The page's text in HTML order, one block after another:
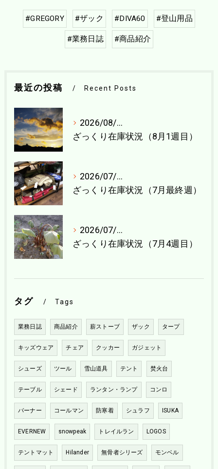
#GREGORY #ザック #DIVA60 #登山用品
#業務日誌 #商品紹介
最近の投稿 Recent Posts
2026/08/04
ざっくり在庫状況（8月1週目）
2026/07/27
ざっくり在庫状況（7月最終週）
2026/07/21
ざっくり在庫状況（7月4週目）
タグ Tags
業務日誌 商品紹介 薪ストーブ ザック タープ
キッズウェア チェア クッカー ガジェット
シューズ ツール 雪山道具 テント 焚火台
テーブル シェード ランタン・ランプ コンロ
バーナー コールマン 防寒着 シュラフ ISUKA
EVERNEW snowpeak トレイルラン LOGOS
テントマット Hilander 無骨者シリーズ モンベル